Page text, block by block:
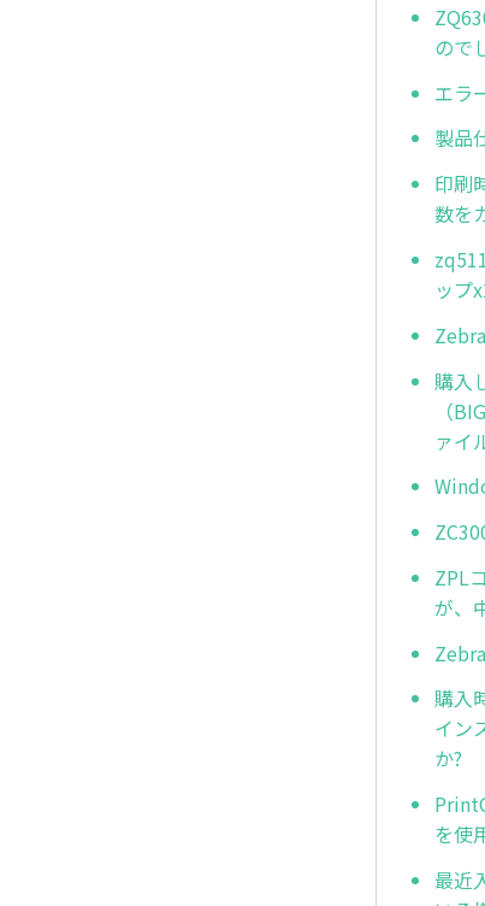
ので
エラ
製品
印刷
数を
ップ
購入
（
ァイ
ZPL
が、
購入
イン
か?
を使
最近